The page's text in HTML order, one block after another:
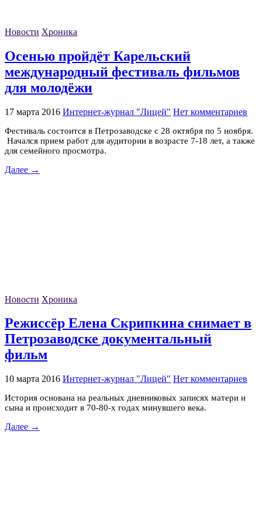
Новости Хроника
Осенью пройдёт Карельский
международный фестиваль фильмов
для молодёжи
17 марта 2016 Интернет-журнал "Лицей" Нет комментариев
Фестиваль состоится в Петрозаводске с 28 октября по 5 ноября.
Начался прием работ для аудитории в возрасте 7-18 лет, а также
для семейного просмотра.
Далее →
Новости Хроника
Режиссёр Елена Скрипкина снимает в
Петрозаводске документальный
фильм
10 марта 2016 Интернет-журнал "Лицей" Нет комментариев
История основана на реальных дневниковых записях матери и
сына и происходит в 70-80-х годах минувшего века.
Далее →